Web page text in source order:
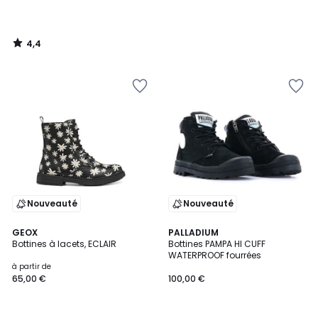
4,4
/
Nouveauté
GEOX
Bottines à lacets, ECLAIR
à partir de
65,00 €
Nouveauté
PALLADIUM
Bottines PAMPA HI CUFF
WATERPROOF fourrées
100,00 €
5
/
5